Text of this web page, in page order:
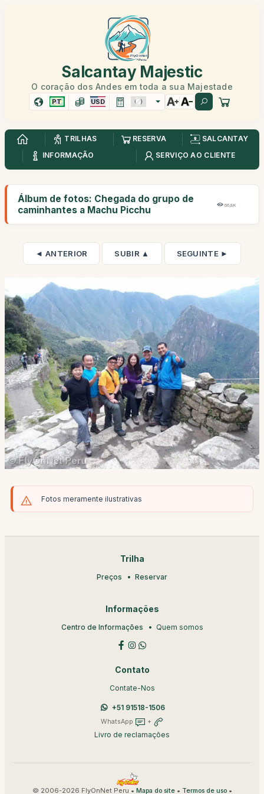
Salcantay Majestic
O coração dos Andes em toda a sua Majestade
PT USD
TRILHAS RESERVA
SALCANTAY
INFORMAÇÃO
SERVIÇO AO CLIENTE
Álbum de fotos: Chegada do grupo de
caminhantes a Machu Picchu
66,8K
◄ ANTERIOR SUBIR ▲ SEGUINTE ►
Fotos meramente ilustrativas
Trilha
Preços Reservar
Informações
Centro de Informações Quem somos
Contato
Contate-Nos
+51 91518-1506
WhatsApp +
Livro de reclamações
© 2006-2026 FlyOnNet Peru • Mapa do site• Termos de uso•